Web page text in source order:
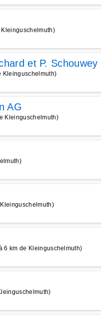
et P. Schouwey
Kleinguschelmuth)
AG
Kleinguschelmuth)
6 km de Kleinguschelmuth)